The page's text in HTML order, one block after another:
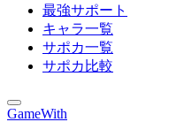
最強サポート
キャラ一覧
サポカ一覧
サポカ比較
GameWith